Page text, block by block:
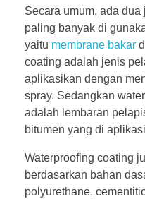
Secara umum, ada
paling banyak di
yaitu membrane bakar
coating adalah jenis
aplikasikan dengan
spray. Sedangkan
adalah lembaran
bitumen yang di
Waterproofing coating
berdasarkan bahan
polyurethane,